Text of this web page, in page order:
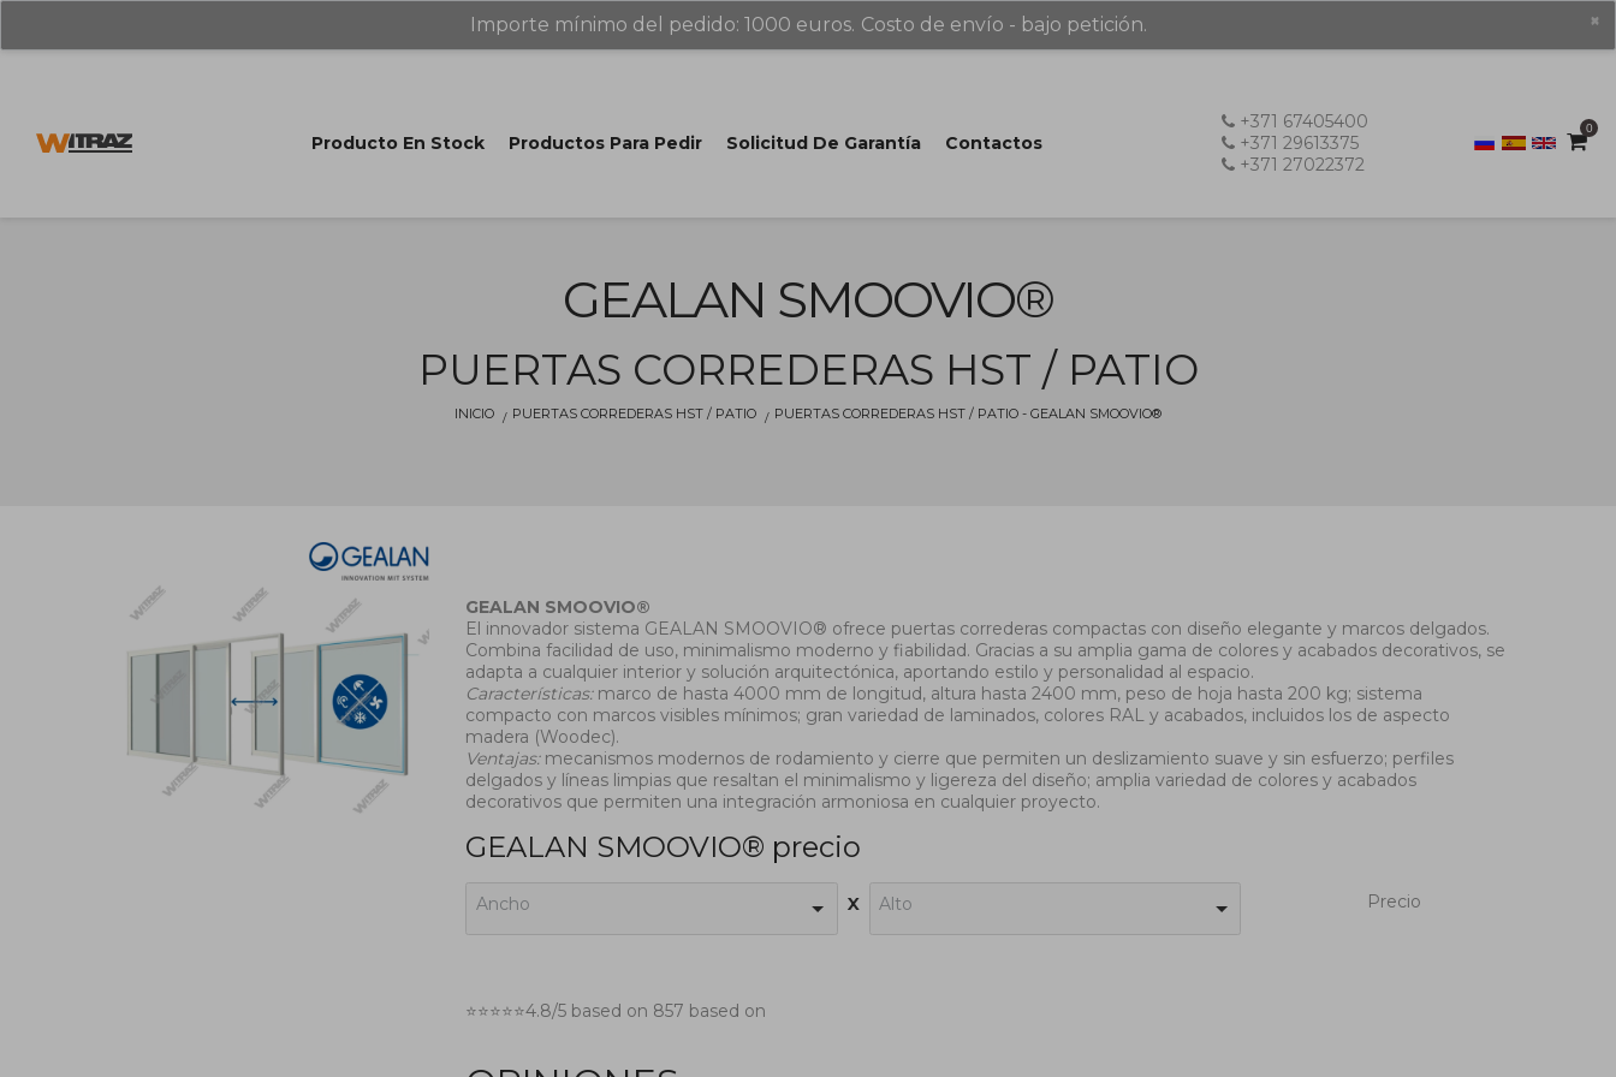
Importe mínimo del pedido: 1000 euros. Costo de envío - bajo petición. ×
Producto En Stock Productos Para Pedir Solicitud De Garantía Contactos
+371 67405400
+371 29613375
+371 27022372
0
GEALAN SMOOVIO®
PUERTAS CORREDERAS HST / PATIO
INICIO PUERTAS CORREDERAS HST / PATIO PUERTAS CORREDERAS HST / PATIO - GEALAN SMOOVIO®
GEALAN SMOOVIO®
El innovador sistema GEALAN SMOOVIO® ofrece puertas correderas compactas con diseño elegante y marcos delgados.
Combina facilidad de uso, minimalismo moderno y fiabilidad. Gracias a su amplia gama de colores y acabados decorativos, se
adapta a cualquier interior y solución arquitectónica, aportando estilo y personalidad al espacio.
Características:marco de hasta 4000 mm de longitud, altura hasta 2400 mm, peso de hoja hasta 200 kg; sistema
compacto con marcos visibles mínimos; gran variedad de laminados, colores RAL y acabados, incluidos los de aspecto
madera (Woodec).
Ventajas:mecanismos modernos de rodamiento y cierre que permiten un deslizamiento suave y sin esfuerzo; perfiles
delgados y líneas limpias que resaltan el minimalismo y ligereza del diseño; amplia variedad de colores y acabados
decorativos que permiten una integración armoniosa en cualquier proyecto.
GEALAN SMOOVIO® precio
Ancho x Alto Precio
⭐⭐⭐⭐⭐4.8/5 based on 857 based on